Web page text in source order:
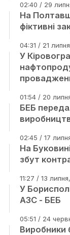
02:40 / 29
На
фіктивні
04:31 / 21
У
01:54 / 20
БЕБ
02:45 / 17
На
збут
11:27 / 13
У
АЗС - БЕБ
05:51 / 24
Виробники